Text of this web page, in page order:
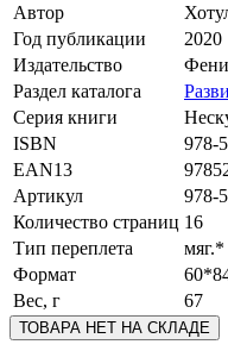
Автор
Год публикации
2020
Издательство
Раздел каталога
Серия книги
ISBN
978-
EAN13
Артикул
978-
Количество страниц 16
Тип переплета
мяг.*
Формат
Вес, г
67
ТОВАРА НЕТ НА СКЛАДЕ